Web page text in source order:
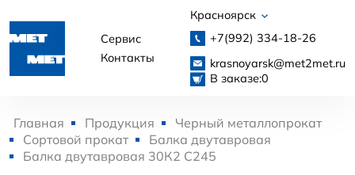
Сервис
Контакты
Красноярск
+7(992) 334-18-26
krasnoyarsk@met2met.ru
В заказе:0
Главная Продукция
Черный металлопрокат
Сортовой прокат
Балка двутавровая
Балка двутавровая 30К2 С245